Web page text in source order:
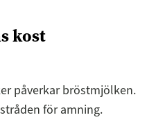
kost
påverkar bröstmjölken.
för amning.